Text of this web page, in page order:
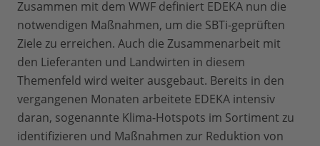
Zusammen mit dem WWF definiert EDEKA nun die
notwendigen Maßnahmen, um die SBTi-geprüften
Ziele zu erreichen. Auch die Zusammenarbeit mit
den Lieferanten und Landwirten in diesem
Themenfeld wird weiter ausgebaut. Bereits in den
vergangenen Monaten arbeitete EDEKA intensiv
daran, sogenannte Klima-Hotspots im Sortiment zu
identifizieren und Maßnahmen zur Reduktion von